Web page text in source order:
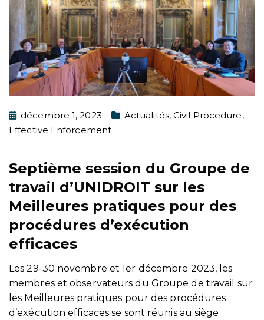
décembre 1, 2023 Actualités,Civil Procedure,
Effective Enforcement
Septième session du Groupe de
travail d’UNIDROIT sur les
Meilleures pratiques pour des
procédures d’exécution
efficaces
Les 29-30 novembre et 1er décembre 2023, les
membres et observateurs du Groupe de travail sur
les Meilleures pratiques pour des procédures
d’exécution efficaces se sont réunis au siège